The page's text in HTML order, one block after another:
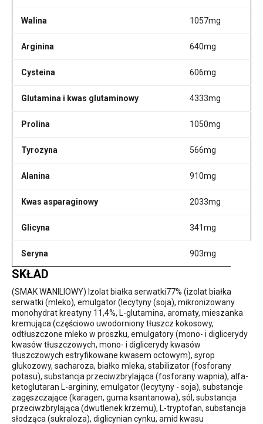
Walina 1057mg
Arginina 640mg
Cysteina 606mg
Glutamina i kwas glutaminowy 4333mg
Prolina 1050mg
Tyrozyna 566mg
Alanina 910mg
Kwas asparaginowy 2033mg
Glicyna 341mg
Seryna 903mg
SKŁAD
(SMAK WANILIOWY) Izolat białka serwatki77% (izolat białka
serwatki (mleko), emulgator (lecytyny (soja), mikronizowany
monohydrat kreatyny 11,4%, L-glutamina, aromaty, mieszanka
kremująca (częściowo uwodorniony tłuszcz kokosowy,
odtłuszczone mleko w proszku, emulgatory (mono- i diglicerydy
kwasów tłuszczowych, mono- i diglicerydy kwasów
tłuszczowych estryfikowane kwasem octowym), syrop
glukozowy, sacharoza, białko mleka, stabilizator (fosforany
potasu), substancja przeciwzbrylająca (fosforany wapnia), alfa-
ketoglutaran L-argininy, emulgator (lecytyny - soja), substancje
zagęszczające (karagen, guma ksantanowa), sól, substancja
przeciwzbrylająca (dwutlenek krzemu), L-tryptofan, substancja
słodząca (sukraloza), diglicynian cynku, amid kwasu